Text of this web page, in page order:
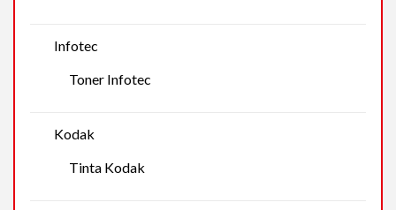
Infotec
Toner Infotec
Kodak
Tinta Kodak